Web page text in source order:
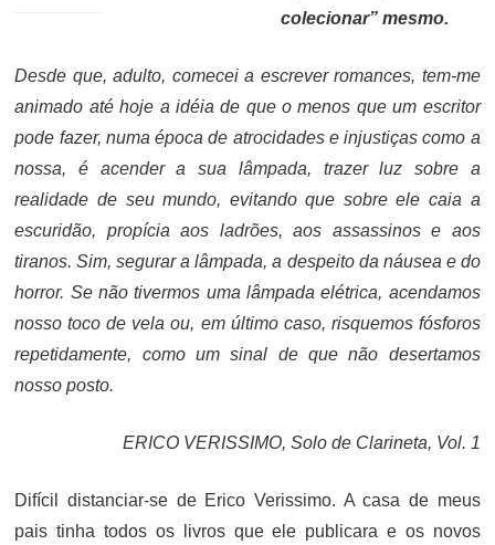
colecionar” mesmo.
Desde que, adulto, comecei a escrever romances, tem-me
animado até hoje a idéia de que o menos que um escritor
pode fazer, numa época de atrocidades e injustiças como a
nossa, é acender a sua lâmpada, trazer luz sobre a
realidade de seu mundo, evitando que sobre ele caia a
escuridão, propícia aos ladrões, aos assassinos e aos
tiranos. Sim, segurar a lâmpada, a despeito da náusea e do
horror. Se não tivermos uma lâmpada elétrica, acendamos
nosso toco de vela ou, em último caso, risquemos fósforos
repetidamente, como um sinal de que não desertamos
nosso posto.
ERICO VERISSIMO, Solo de Clarineta, Vol. 1
Difícil distanciar-se de Erico Verissimo. A casa de meus
pais tinha todos os livros que ele publicara e os novos